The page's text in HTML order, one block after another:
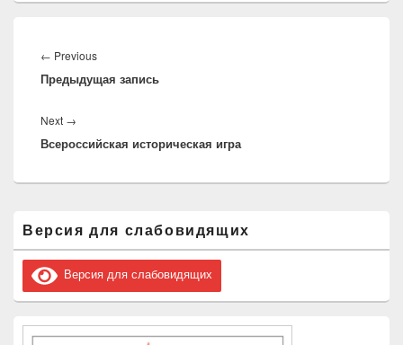
по
записям
← PreviousPrevious
post:
Предыдущая запись
Next →
post:
Всероссийская историческая игра
основной
боковой
панели
Версия для слабовидящих
Версия для слабовидящих